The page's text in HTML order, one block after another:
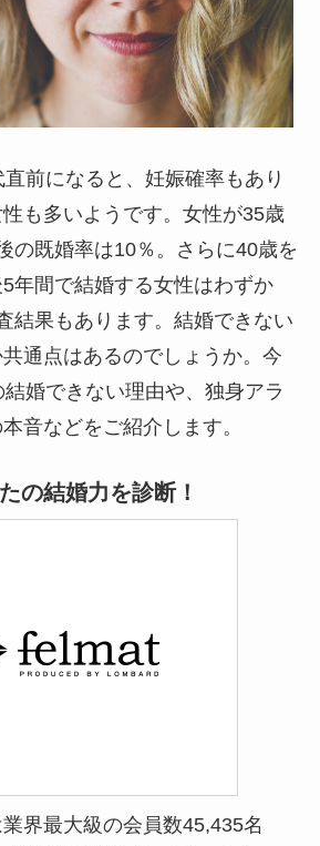
前になると、妊娠確率もあり
も多いようです。女性が35歳
の既婚率は10％。さらに40歳を
年間で結婚する女性はわずか
結果もあります。結婚できない
通点はあるのでしょうか。今
婚できない理由や、独身アラ
音などをご紹介します。
の結婚力を診断！
業界最大級の会員数45,435名